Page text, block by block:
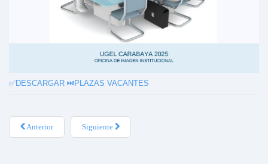
✅DESCARGAR ⏭️ PLAZAS VACANTES
Anterior Siguiente